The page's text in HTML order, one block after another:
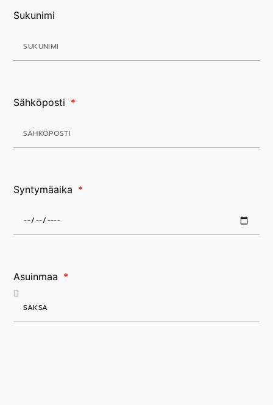
Sukunimi
Sähköposti
Syntymäaika
Asuinmaa